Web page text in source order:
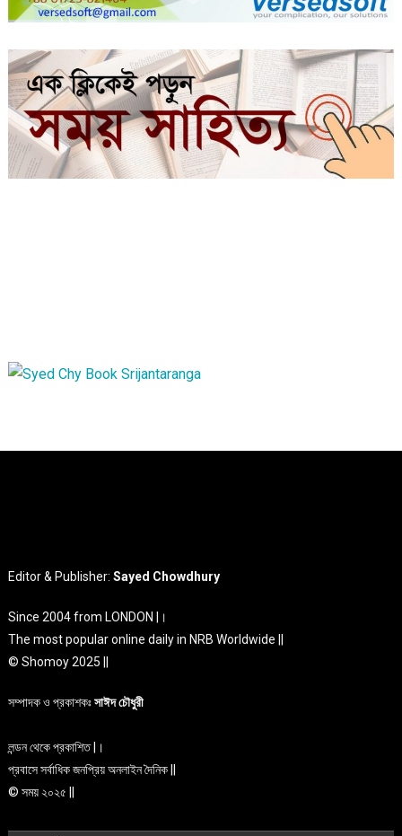
Editor & Publisher:Sayed Chowdhury
Since 2004 from LONDON |।
The most popular online daily in NRB Worldwide ||
© Shomoy 2025 ||
সম্পাদক ও প্রকাশকঃসাঈদ চৌধুরী
লন্ডন থেকে প্রকাশিত |।
প্রবাসে সর্বাধিক জনপ্রিয় অনলাইন দৈনিক ||
© সময় ২০২৫ ||